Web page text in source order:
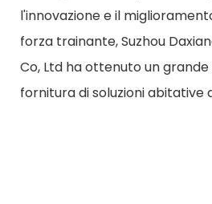
l'innovazione e il
forza trainante, Suzhou
Co, Ltd ha ottenuto un
fornitura di soluzioni abitative